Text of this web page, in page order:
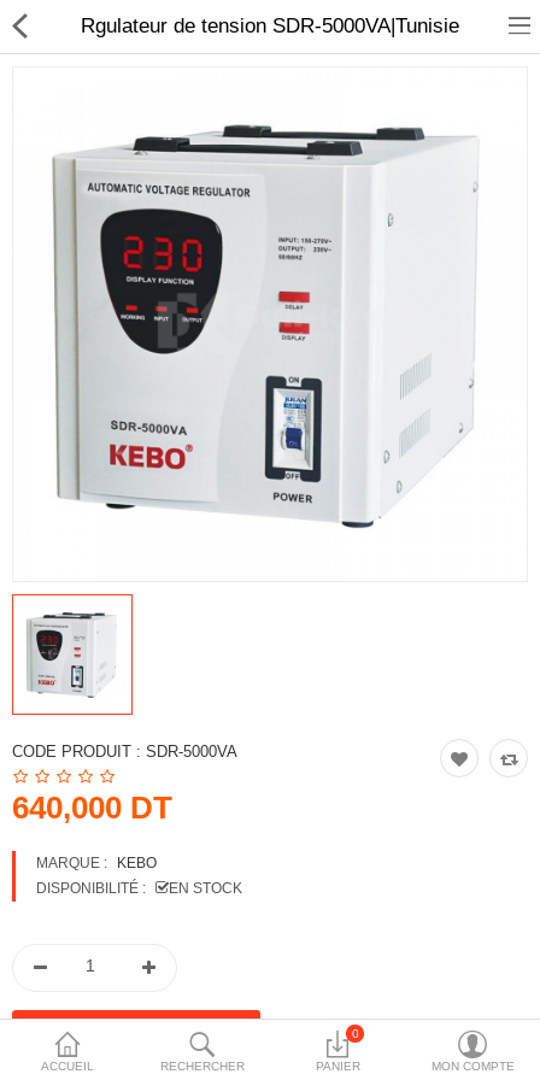
Sécurité
Caisse et accesoire
Téléphonie IP
Sonorisation
Monophase
Instrument de mesure
Comparer
ACCUEIL RECHERCHER
0
PANIER MON COMPTE
Rgulateur de tension SDR-5000VA|Tunisie
CODE PRODUIT : SDR-5000VA
640,000 DT
MARQUE :
KEBO
DISPONIBILITÉ :
EN STOCK